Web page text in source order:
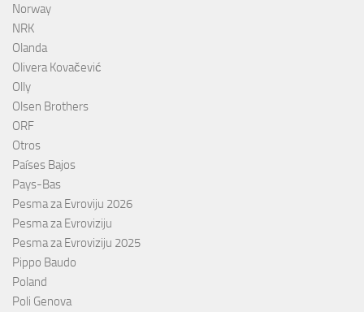
Norway
NRK
Olanda
Olivera Kovačević
Olly
Olsen Brothers
ORF
Otros
Países Bajos
Pays-Bas
Pesma za Evroviju 2026
Pesma za Evroviziju
Pesma za Evroviziju 2025
Pippo Baudo
Poland
Poli Genova